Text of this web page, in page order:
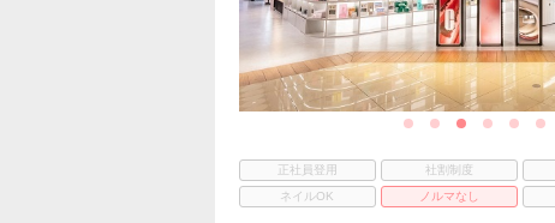
正社員登用 社割制度
ネイルOK
ノルマなし